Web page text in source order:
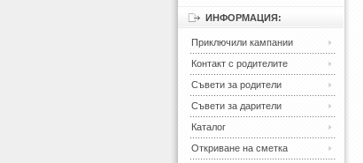
ИНФОРМАЦИЯ:
Приключили кампании
Контакт с родителите
Съвети за родители
Съвети за дарители
Каталог
Откриване на сметка